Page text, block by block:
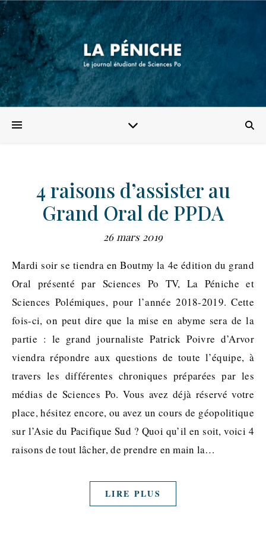
4 raisons d’assister au
Grand Oral de PPDA
26 mars 2019
Mardi soir se tiendra en Boutmy la 4e édition du grand
Oral présenté par Sciences Po TV, La Péniche et
Sciences Polémiques, pour l’année 2018-2019. Cette
fois-ci, on peut dire que la mise en abyme sera de la
partie : le grand journaliste Patrick Poivre d’Arvor
viendra répondre aux questions de toute l’équipe, à
travers les différentes chroniques préparées par les
médias de Sciences Po. Vous avez déjà réservé votre
place, hésitez encore, ou avez un cours de géopolitique
sur l’Asie du Pacifique Sud ? Quoi qu’il en soit, voici 4
raisons de tout lâcher, de prendre en main la…
LIRE PLUS